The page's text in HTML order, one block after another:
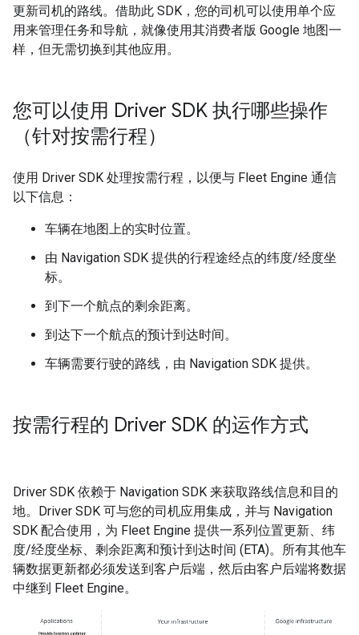
更新司机的路线。借助此 SDK，您的司机可以使用单个应
用来管理任务和导航，就像使用其消费者版 Google 地图一
样，但无需切换到其他应用。
您可以使用 Driver SDK 执行哪些操作
（针对按需行程）
使用 Driver SDK 处理按需行程，以便与 Fleet Engine 通信
以下信息：
车辆在地图上的实时位置。
由 Navigation SDK 提供的行程途经点的纬度/经度坐
标。
到下一个航点的剩余距离。
到达下一个航点的预计到达时间。
车辆需要行驶的路线，由 Navigation SDK 提供。
按需行程的 Driver SDK 的运作方式
Driver SDK 依赖于 Navigation SDK 来获取路线信息和目的
地。Driver SDK 可与您的司机应用集成，并与 Navigation
SDK 配合使用，为 Fleet Engine 提供一系列位置更新、纬
度/经度坐标、剩余距离和预计到达时间 (ETA)。所有其他车
辆数据更新都必须发送到客户后端，然后由客户后端将数据
中继到 Fleet Engine。